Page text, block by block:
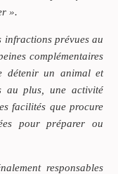
».
infractions prévues au
complémentaires
détenir un animal et
au plus, une activité
facilités que procure
pour préparer ou
responsables